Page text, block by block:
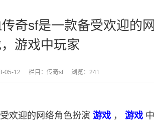
奇sf是一款备受欢迎的
游戏中玩家
05-12 栏目： 传奇sf 浏览：241
欢迎的网络角色扮演 游戏 ， 游戏